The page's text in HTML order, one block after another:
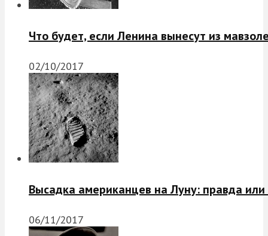
Что будет, если Ленина вынесут из
02/10/2017
Высадка американцев на Луну: правда
06/11/2017